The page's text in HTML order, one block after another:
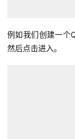
例如我们创建一个
然后点击进入。